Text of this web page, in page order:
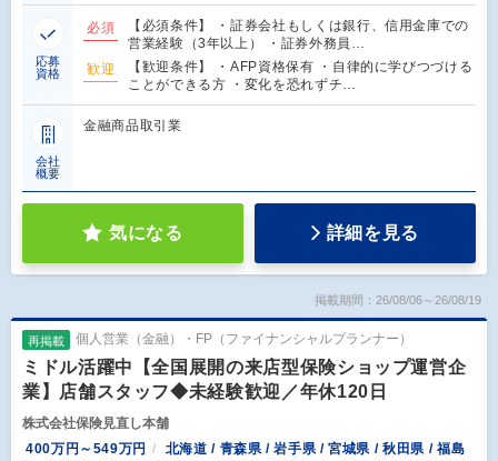
応募
資格
必須
【必須条件】 ・証券会社もしくは銀行、信用金庫での
営業経験（3年以上） ・証券外務員…
歓迎
【歓迎条件】 ・AFP資格保有 ・自律的に学びつづける
ことができる方 ・変化を恐れずチ…
会社
概要
金融商品取引業
気になる 詳細を見る
掲載期間：26/08/06～26/08/19
再掲載 個人営業（金融）・FP（ファイナンシャルプランナー）
ミドル活躍中【全国展開の来店型保険ショップ運営企
業】店舗スタッフ◆未経験歓迎／年休120日
株式会社保険見直し本舗
400万円～549万円
北海道 / 青森県 / 岩手県 / 宮城県 / 秋田県 / 福島